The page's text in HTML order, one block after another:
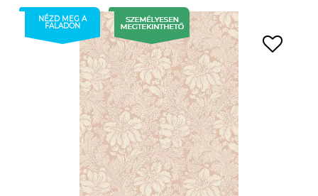
NÉZD MEG A
FALADON